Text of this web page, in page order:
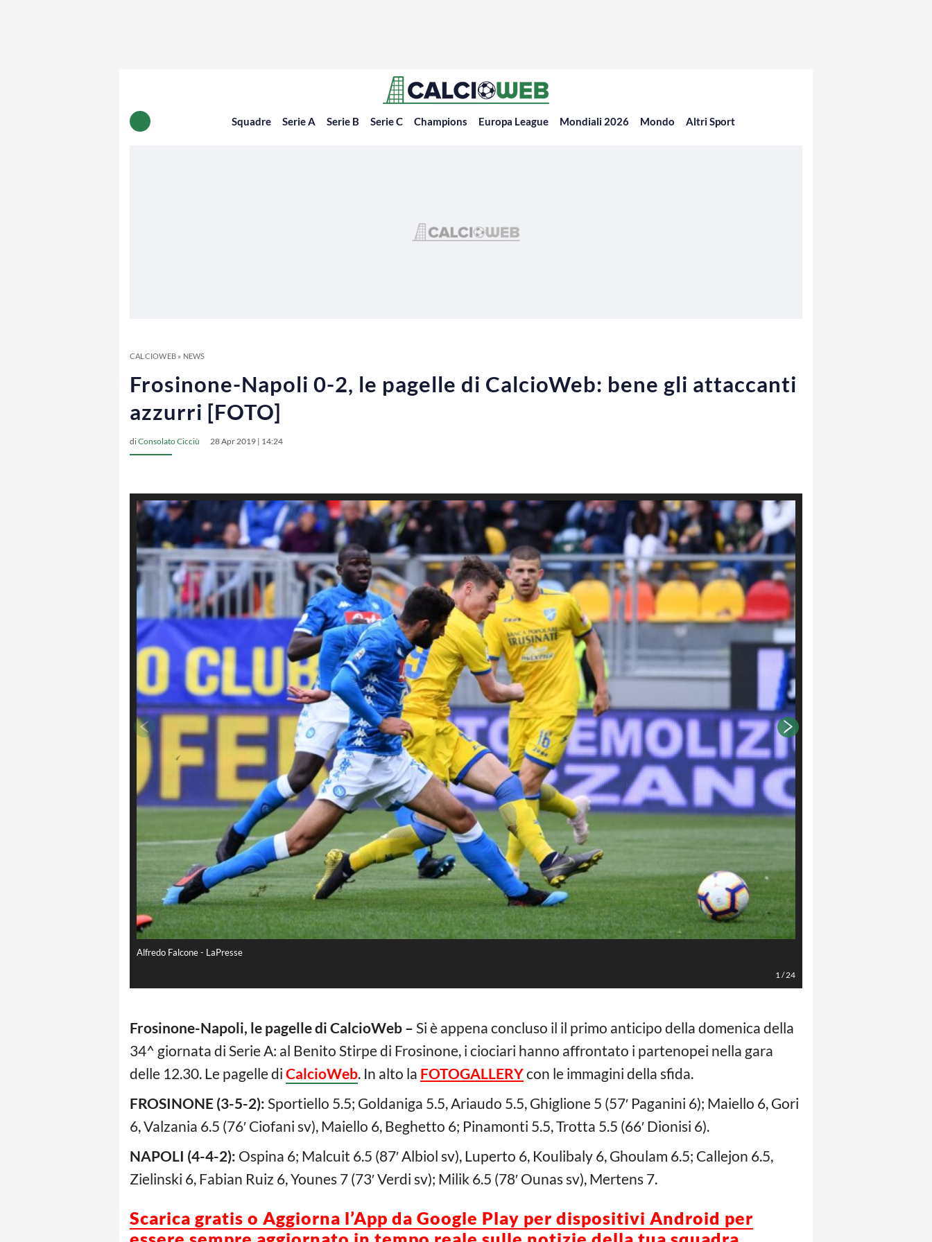
Squadre Serie A Serie B Serie C Champions Europa League Mondiali 2026 Mondo Altri Sport
CALCIOWEB» NEWS
Frosinone-Napoli 0-2, le pagelle di CalcioWeb: bene gli attaccanti
azzurri [FOTO]
diConsolato Cicciù 28 Apr 2019 | 14:24
Alfredo Falcone - LaPresse
1/24
Frosinone-Napoli, le pagelle di CalcioWeb – Si è appena concluso il il primo anticipo della domenica della
34^ giornata di Serie A: al Benito Stirpe di Frosinone, i ciociari hanno affrontato i partenopei nella gara
delle 12.30. Le pagelle di CalcioWeb. In alto la FOTOGALLERYcon le immagini della sfida.
FROSINONE (3-5-2): Sportiello 5.5; Goldaniga 5.5, Ariaudo 5.5, Ghiglione 5 (57′ Paganini 6); Maiello 6, Gori
6, Valzania 6.5 (76′ Ciofani sv), Maiello 6, Beghetto 6; Pinamonti 5.5, Trotta 5.5 (66′ Dionisi 6).
NAPOLI (4-4-2): Ospina 6; Malcuit 6.5 (87′ Albiol sv), Luperto 6, Koulibaly 6, Ghoulam 6.5; Callejon 6.5,
Zielinski 6, Fabian Ruiz 6, Younes 7 (73′ Verdi sv); Milik 6.5 (78′ Ounas sv), Mertens 7.
Scarica gratis o Aggiorna l’App da Google Play per dispositivi Android per